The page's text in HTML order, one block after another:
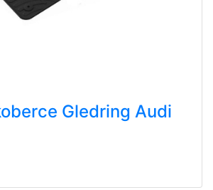
Gledring Audi